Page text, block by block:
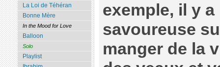
exemple, il y
savoureuse
manger de la
La Loi de Téhéran
Bonne Mère
In the Mood for Love
Balloon
Solo
Playlist